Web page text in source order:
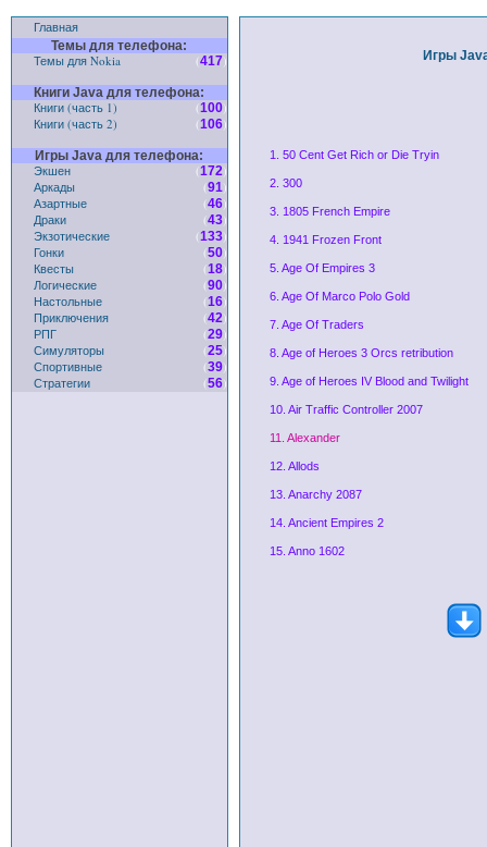
Главная
Темы для телефона:
Темы для Nokia (417)
Книги Java для телефона:
Книги (часть 1) (100)
Книги (часть 2)
(106)
Игры Java для телефона:
Экшен (172)
Аркады
(91)
Азартные
(46)
Драки
(43)
Экзотические
(133)
Гонки
(50)
Квесты
(18)
Логические
(90)
Настольные
(16)
Приключения
(42)
РПГ
(29)
Симуляторы
(25)
Спортивные
(39)
Стратегии
(56)
Игры
1. 50 Cent Get Rich or Die Tryin
2. 300
3. 1805 French Empire
4. 1941 Frozen Front
5. Age Of Empires 3
6. Age Of Marco Polo Gold
7. Age Of Traders
8. Age of Heroes 3 Orcs retribution
9. Age of Heroes IV Blood and Twilight
10. Air Traffic Controller 2007
11. Alexander
12. Allods
13. Anarchy 2087
14. Ancient Empires 2
15. Anno 1602